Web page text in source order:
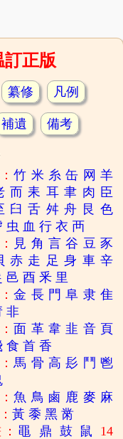
訂正版
纂修 凡例
補遺 備考
竹 米 糸 缶 网 羊
而 耒 耳 聿 肉 臣
臼 舌 舛 舟 艮 色
虫 血 行 衣 襾
見 角 言 谷 豆 豕
赤 走 足 身 車 辛
邑 酉 釆 里
金 長 門 阜 隶 隹
非
面 革 韋 韭 音 頁
食 首 香
馬 骨 高 髟 鬥 鬯
魚 鳥 鹵 鹿 麥 麻
黃 黍 黑 黹
黽 鼎 鼓 鼠
14